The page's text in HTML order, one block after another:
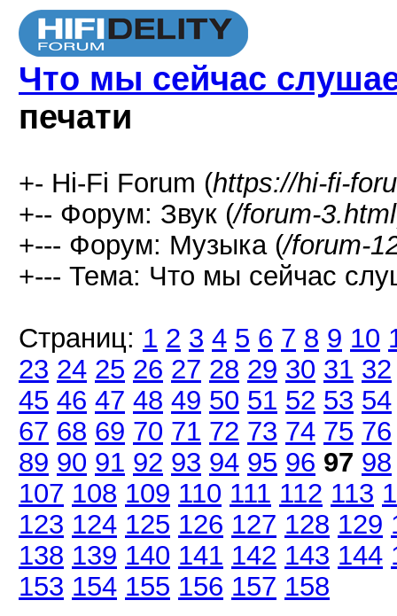
Что мы сейчас
печати
+- Hi-Fi Forum (https://hi-fi-
+-- Форум: Звук (/forum-3.html
+--- Форум: Музыка (/forum-
+--- Тема: Что мы сейчас
Страниц: 1 2 3 4 5 6 7 8 9 10
23 24 25 26 27 28 29 30 31 32
45 46 47 48 49 50 51 52 53 54
67 68 69 70 71 72 73 74 75 76
89 90 91 92 93 94 95 96 97 98
107 108 109 110 111 112 113
123 124 125 126 127 128 129
138 139 140 141 142 143 144
153 154 155 156 157 158